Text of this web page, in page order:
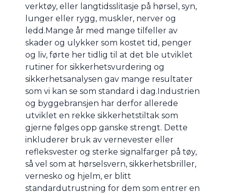
verktøy, eller langtidsslitasje på hørsel, syn,
lunger eller rygg, muskler, nerver og
ledd.Mange år med mange tilfeller av
skader og ulykker som kostet tid, penger
og liv, førte her tidlig til at det ble utviklet
rutiner for sikkerhetsvurdering og
sikkerhetsanalysen gav mange resultater
som vi kan se som standard i dag.Industrien
og byggebransjen har derfor allerede
utviklet en rekke sikkerhetstiltak som
gjerne følges opp ganske strengt. Dette
inkluderer bruk av vernevester eller
refleksvester og sterke signalfarger på tøy,
så vel som at hørselsvern, sikkerhetsbriller,
vernesko og hjelm, er blitt
standardutrustning for dem som entrer en